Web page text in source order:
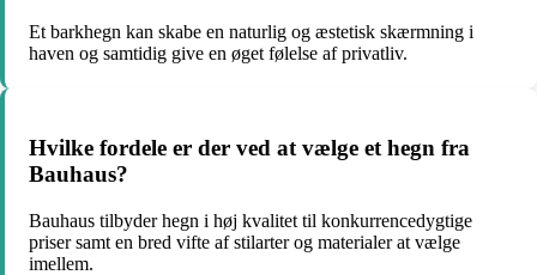
Et barkhegn kan skabe en naturlig og æstetisk skærmning i
haven og samtidig give en øget følelse af privatliv.
Hvilke fordele er der ved at vælge et hegn fra
Bauhaus?
Bauhaus tilbyder hegn i høj kvalitet til konkurrencedygtige
priser samt en bred vifte af stilarter og materialer at vælge
imellem.